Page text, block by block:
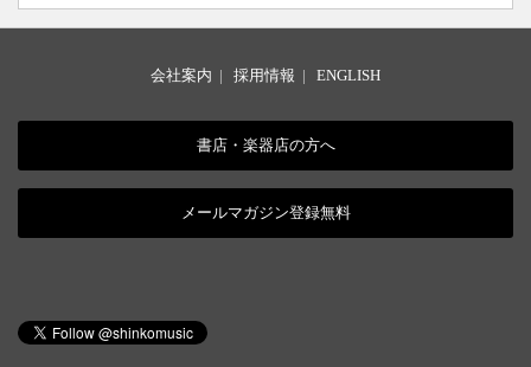
会社案内 | 採用情報 | ENGLISH
書店・楽器店の方へ
メールマガジン登録無料